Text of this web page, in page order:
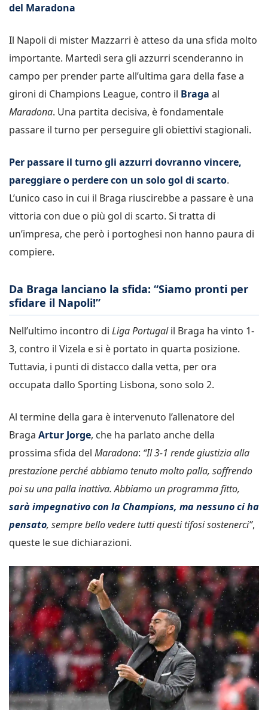
del Maradona
Il Napoli di mister Mazzarri è atteso da una sfida molto
importante. Martedì sera gli azzurri scenderanno in
campo per prender parte all’ultima gara della fase a
gironi di Champions League, contro il Braga al
Maradona. Una partita decisiva, è fondamentale
passare il turno per perseguire gli obiettivi stagionali.
Per passare il turno gli azzurri dovranno vincere,
pareggiare o perdere con un solo gol di scarto.
L’unico caso in cui il Braga riuscirebbe a passare è una
vittoria con due o più gol di scarto. Si tratta di
un’impresa, che però i portoghesi non hanno paura di
compiere.
Da Braga lanciano la sfida: “Siamo pronti per
sfidare il Napoli!”
Nell’ultimo incontro di Liga Portugalil Braga ha vinto 1-
3, contro il Vizela e si è portato in quarta posizione.
Tuttavia, i punti di distacco dalla vetta, per ora
occupata dallo Sporting Lisbona, sono solo 2.
Al termine della gara è intervenuto l’allenatore del
Braga Artur Jorge, che ha parlato anche della
prossima sfida del Maradona: “Il 3-1 rende giustizia alla
prestazione perché abbiamo tenuto molto palla, soffrendo
poi su una palla inattiva. Abbiamo un programma fitto,
sarà impegnativo con la Champions, ma nessuno ci ha
pensato, sempre bello vedere tutti questi tifosi sostenerci”,
queste le sue dichiarazioni.